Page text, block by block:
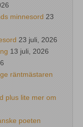
minnesord 23
23 juli, 2026
13 juli, 2026
räntmästaren
plus lite mer om
poeten